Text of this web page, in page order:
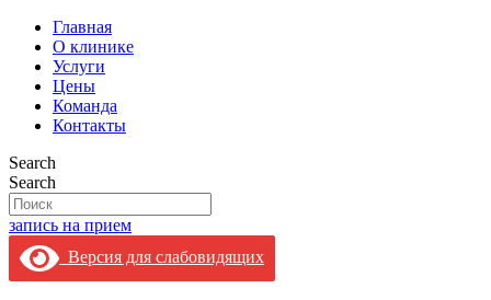
Главная
О клинике
Услуги
Цены
Команда
Контакты
Search
Search
запись на прием
Версия для слабовидящих